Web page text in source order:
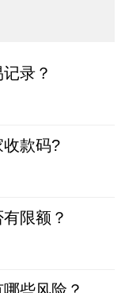
录？
款码?
限额？